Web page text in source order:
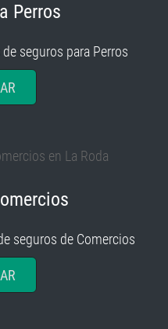
Perros
seguros para Perros
seguros de Comercios